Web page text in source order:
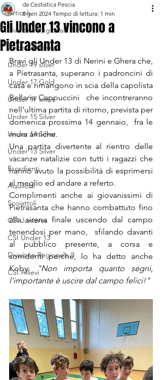
Articoli
Divisione Regionale 1
Under 20 Silver
Under 19 silver
Under 17 Gold
Under 17 silver
Under 15 Silver
Under 14 Silver
Under 13 Silver
Esordienti
Aquilotti
Scoiattoli
CSI Juniores
CSI Under 13
Divisione Regionale 3
CSI Allievi
Gli Under 13 vincono a
Pietrasanta
da Cestistica Pescia
8 gen 2024 Tempo di lettura: 1 min
Bravi gli Under 13 di Nerini e Ghera che,
a Pietrasanta, superano i padroncini di
casa e rimangono in scia della capolista
Bellaria Cappuccini  che incontreranno
nell'ultima partita di ritorno, prevista per
domenica prossima 14 gennaio,  fra le
mura amiche.
Una partita divertente al rientro delle
vacanze natalizie con tutti i ragazzi che
hanno avuto la possibilità di esprimersi
al meglio ed andare a referto.
Complimenti anche ai giovanissimi di
Pietrasanta che hanno combattuto fino
alla sirena finale uscendo dal campo
tenendosi per mano,  sfilando davanti
al pubblico presente, a corsa e
sorridenti perchè, lo ha detto anche
Koby:
"Non importa quanto segni,
l'importante è uscire dal campo felici!"